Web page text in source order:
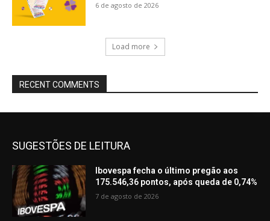
6 de agosto de 2026
Load more
RECENT COMMENTS
SUGESTÕES DE LEITURA
Ibovespa fecha o último pregão aos
175.546,36 pontos, após queda de 0,74%
7 de agosto de 2026